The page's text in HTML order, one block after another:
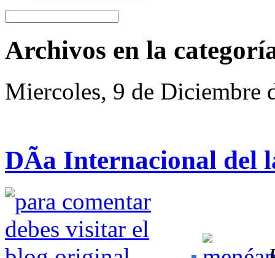
Archivos en la
Miercoles, 9 de Diciembre
DÃ­a Internacional del